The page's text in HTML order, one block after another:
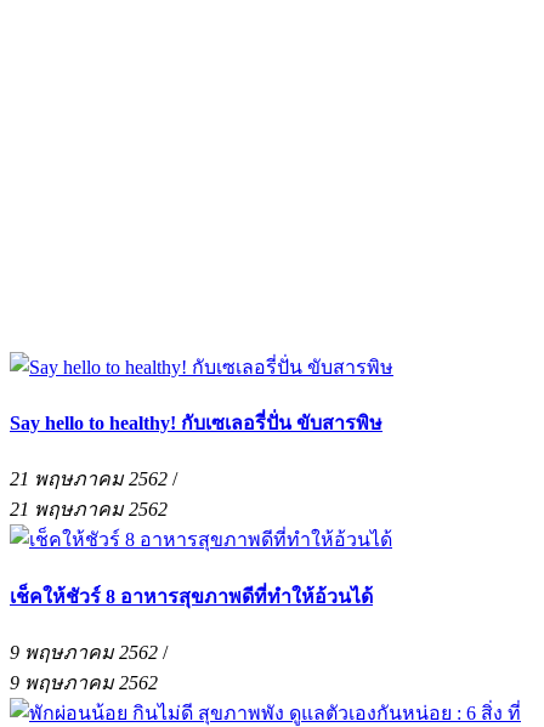
Say hello to healthy! กับเซเลอรี่ปั่น ขับสารพิษ
21 พฤษภาคม 2562 /
21 พฤษภาคม 2562
เช็คให้ชัวร์ 8 อาหารสุขภาพดีที่ทำให้อ้วนได้
9 พฤษภาคม 2562 /
9 พฤษภาคม 2562